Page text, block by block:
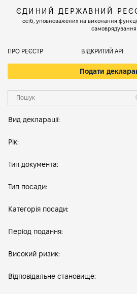
ЄДИНИЙ ДЕРЖАВНИЙ
осіб, уповноважених на виконання
самоврядування
ПРО РЕЄСТР ВІДКРИТИЙ АРІ
Подати
Вид декларації:
Рік:
Тип документа:
Тип посади:
Категорія посади:
Період подання:
Високий ризик:
Відповідальне становище: